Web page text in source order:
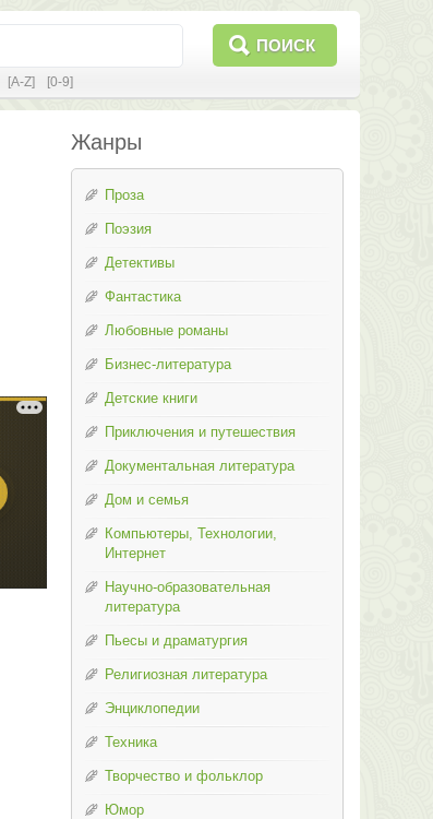
ПОИСК
[A-Z] [0-9]
Жанры
Проза
Поэзия
Детективы
Фантастика
Любовные романы
Бизнес-литература
Детские книги
Приключения и путешествия
Документальная литература
Дом и семья
Компьютеры, Технологии,
Интернет
Научно-образовательная
литература
Пьесы и драматургия
Религиозная литература
Энциклопедии
Техника
Творчество и фольклор
Юмор